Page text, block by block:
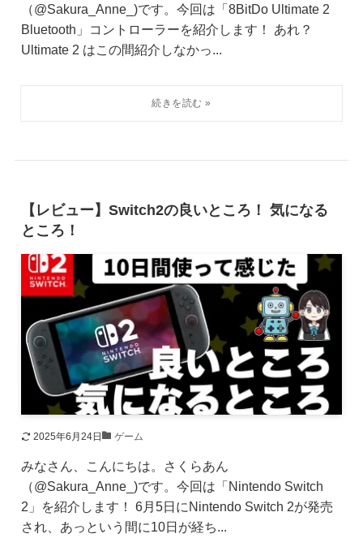
（@Sakura_Anne_)です。今回は「8BitDo Ultimate 2
Bluetooth」コントローラーを紹介します！ あれ？
Ultimate 2 はこの間紹介しなかっ...
【レビュー】Switch2の良いところ！ 気になる
ところ！
2025年6月24日 ゲーム
みなさん、こんにちは。さくらあん
（@Sakura_Anne_)です。今回は「Nintendo Switch
2」を紹介します！ 6月5日にNintendo Switch 2が発売
され、あっという間に10日が経ち...